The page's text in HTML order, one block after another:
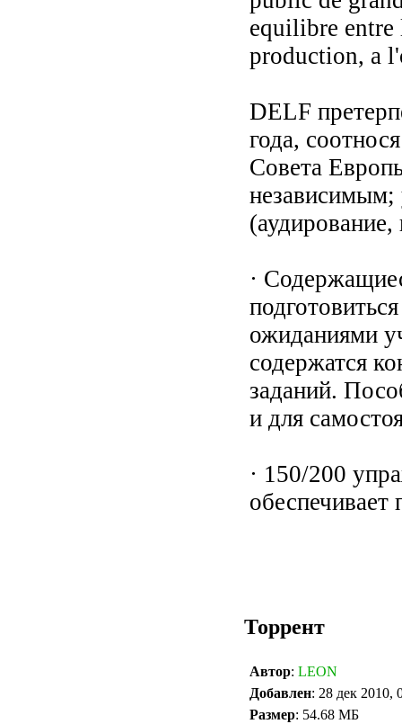
equilibre entre
production, a
DELF
года,
Совета
независимым;
·
ожиданиями
содержатся
заданий.
и для
· 150/200
Торрент
Автор: LEON
Добавлен: 28 дек 2010,
Размер: 54.68 МБ